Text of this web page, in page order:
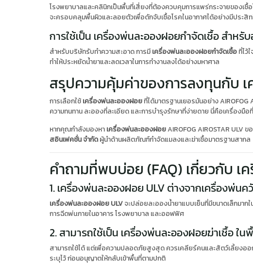
โรงพยาบาลและคลินิกเป็นพื้นที่เสี่ยงที่ต้องควบคุมการแพร่กระจายของเชื้อ
จะครอบคลุมพื้นผิวและลอยตัวเพื่อดักจับเชื้อโรคในอากาศได้อย่างมีประ
การใช้เป็น เครื่องพ่นละอองฝอยกำจัดเชื้อ สำห
สำหรับบริษัทรับทำความสะอาด การมีเครื่องพ่นละอองฝอยกำจัดเชื้อที่ไว้
ทำให้ประหยัดน้ำยาและลดเวลาในการทำงานลงได้อย่างมหาศาล
สรุปความคุ้มค่าของการลงทุนกับ เ
การเลือกใช้เครื่องพ่นละอองฝอยที่ได้มาตรฐานเยอรมันอย่าง
ความทนทาน ละอองที่ละเอียด และการบำรุงรักษาที่ง่ายดาย นี่คือเครื่อง
หากคุณกำลังมองหาเครื่องพ่นละอองฝอยAIROFOG AIROSTAR
สอินเฟคชั่น จำกัดผู้นำด้านผลิตภัณฑ์กำจัดแมลงและฆ่าเชื้อมาตรฐานสากล
คำถามที่พบบ่อย (FAQ) เกี่ยวกับ เ
1. เครื่องพ่นละอองฝอย ULV ต่างจากเครื่องพ่นค
เครื่องพ่นละอองฝอย ULVจะปล่อยละอองน้ำยาแบบเย็นที่มีขนาดเล็กมาก
การฉีดพ่นภายในอาคาร โรงพยาบาล และออฟฟิศ
2. สามารถใช้เป็น เครื่องพ่นละอองฝอยฆ่าเชื้อ ใ
สามารถใช้ได้ แต่เพื่อความปลอดภัยสูงสุด ควรเคลียร์คนและสัตว์เลี้ยงอ
ระบุไว้ ก่อนอนุญาตให้กลับเข้าพื้นที่ตามปกติ